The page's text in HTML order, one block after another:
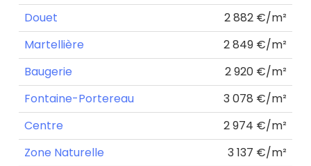
Douet
2 882 €/m²
Martellière
2 849 €/m²
Baugerie
2 920 €/m²
Fontaine-Portereau
3 078 €/m²
Centre
2 974 €/m²
Zone Naturelle
3 137 €/m²